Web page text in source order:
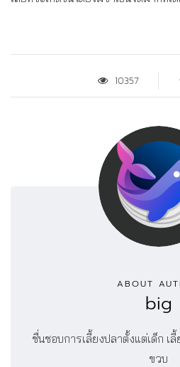
10357
ABOUT
big
ชื่นชอบการเลี้ยงปลาตั้งแต่เด็ก เ
ขวบ